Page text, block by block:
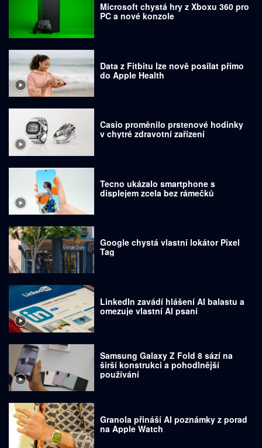
Microsoft chystá hry z Xboxu 360 pro
PC a nové konzole
Data z Fitbitu lze nově posílat přímo
do Apple Health
Casio proměnilo prstenové hodinky
v chytré zdravotní zařízení
Tecno ukázalo smartphone s
displejem zcela bez rámečků
Google chystá vlastní lokátor Pixel
Tag
LinkedIn zavádí hlášení AI balastu a
omezuje vlastní AI psaní
Samsung Galaxy Z Fold 8 sází na
širší konstrukci a pohodlnější
používání
Granola přináší AI poznámky z porad
na Apple Watch